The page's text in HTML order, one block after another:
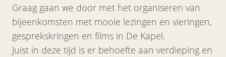
Graag gaan we door met het organiseren van
bijeenkomsten met mooie lezingen en vieringen,
gesprekskringen en films in De Kapel.
Juist in deze tijd is er behoefte aan verdieping en